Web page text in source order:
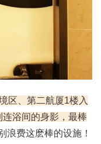
区、第二航厦1楼入
浴间的身影，最棒
浪费这麽棒的设施！